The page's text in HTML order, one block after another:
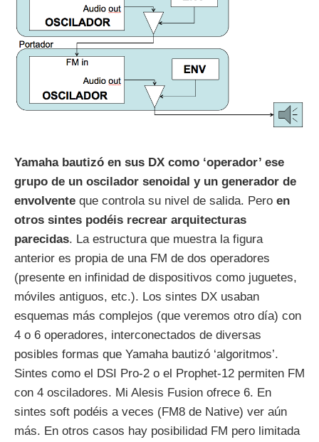
Yamaha bautizó en sus DX como ‘operador’ ese
grupo de un oscilador senoidal y un generador de
envolvente que controla su nivel de salida. Pero en
otros sintes podéis recrear arquitecturas
parecidas. La estructura que muestra la figura
anterior es propia de una FM de dos operadores
(presente en infinidad de dispositivos como juguetes,
móviles antiguos, etc.). Los sintes DX usaban
esquemas más complejos (que veremos otro día) con
4 o 6 operadores, interconectados de diversas
posibles formas que Yamaha bautizó ‘algoritmos’.
Sintes como el DSI Pro-2 o el Prophet-12 permiten FM
con 4 osciladores. Mi Alesis Fusion ofrece 6. En
sintes soft podéis a veces (FM8 de Native) ver aún
más. En otros casos hay posibilidad FM pero limitada